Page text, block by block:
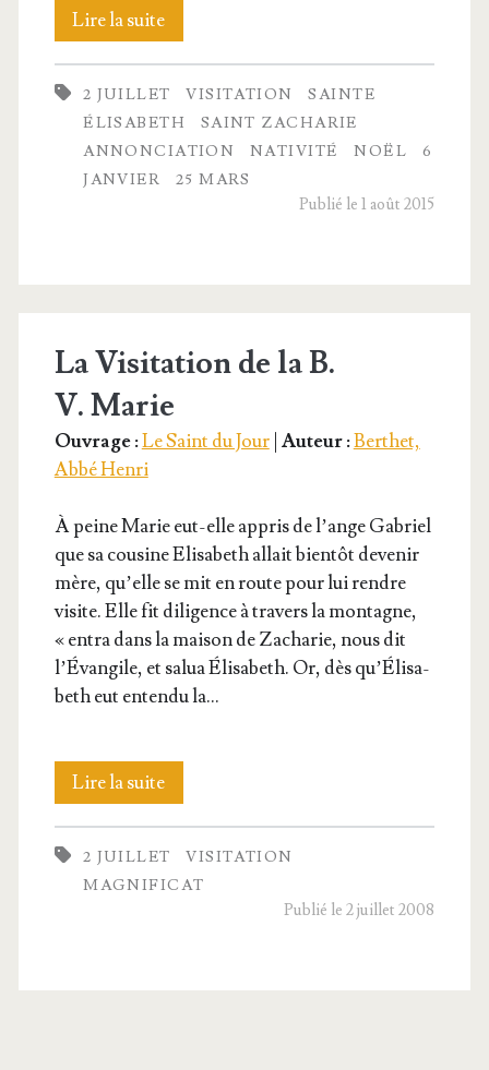
Lire la suiteMarie
et
la
venue
de Jésus
2 JUILLET VISITATION
SAINTE
ÉLISABETH
SAINT ZACHARIE
ANNONCIATION
NATIVITÉ NOËL
6
JANVIER
25 MARS
Publié le 1 août 2015
La Visitation de la B.
V. Marie
Ouvrage :Le Saint du Jour| Auteur :Berthet,
Abbé Henri
À peine Marie eut-elle appris de l’ange Gabriel
que sa cou­sine Eli­sa­beth allait bien­tôt deve­nir
mère, qu’elle se mit en route pour lui rendre
visite. Elle fit dili­gence à tra­vers la mon­tagne,
« entra dans la mai­son de Zacha­rie, nous dit
l’É­van­gile, et salua Éli­sa­beth. Or, dès qu’É­li­sa­
beth eut enten­du la…
Lire la suiteLa
Visi­
ta­
2 JUILLET
VISITATION
MAGNIFICAT
Publié le 2 juillet 2008